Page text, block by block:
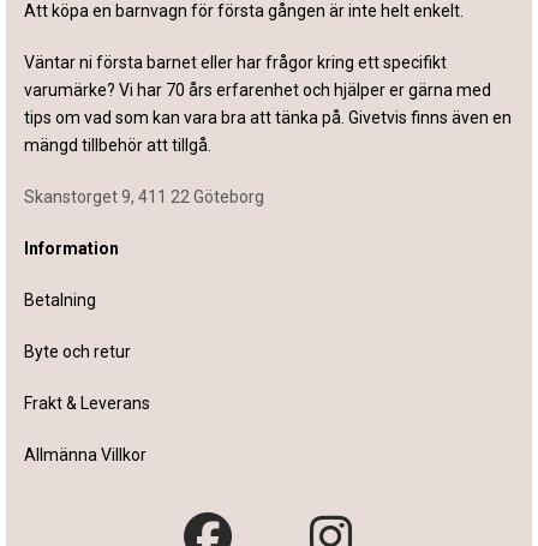
Att köpa en barnvagn för första gången är inte helt enkelt.
Väntar ni första barnet eller har frågor kring ett specifikt
varumärke? Vi har 70 års erfarenhet och hjälper er gärna med
tips om vad som kan vara bra att tänka på. Givetvis finns även en
mängd tillbehör att tillgå.
Skanstorget 9, 411 22 Göteborg
Information
Betalning
Byte och retur
Frakt & Leverans
Allmänna Villkor